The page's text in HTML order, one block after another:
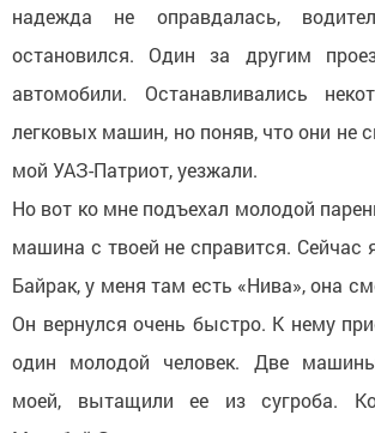
надежда не оправдалась,
остановился. Один за другим
автомобили. Останавливались
легковых машин, но поняв, что они не
мой УАЗ-Патриот, уезжали.
Но вот ко мне подъехал молодой
машина с твоей не справится. Сейчас
Байрак, у меня там есть «Нива», она
Он вернулся очень быстро. К нему
один молодой человек. Две
моей, вытащили ее из сугроба.